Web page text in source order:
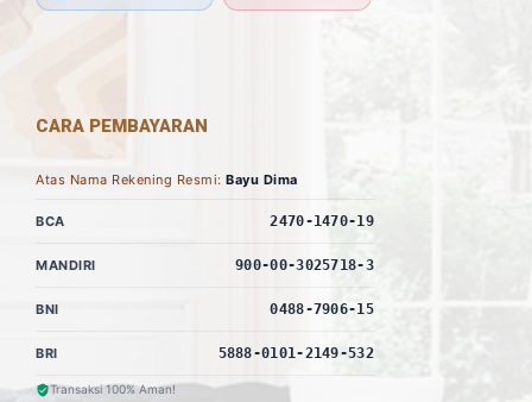
CARA PEMBAYARAN
Atas Nama Rekening Resmi: Bayu Dima
BCA 2470-1470-19
MANDIRI 900-00-3025718-3
BNI 0488-7906-15
BRI 5888-0101-2149-532
Transaksi 100% Aman!